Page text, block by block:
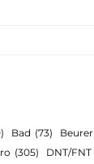
Bad (73) Beurer
(305) DNT/FNT